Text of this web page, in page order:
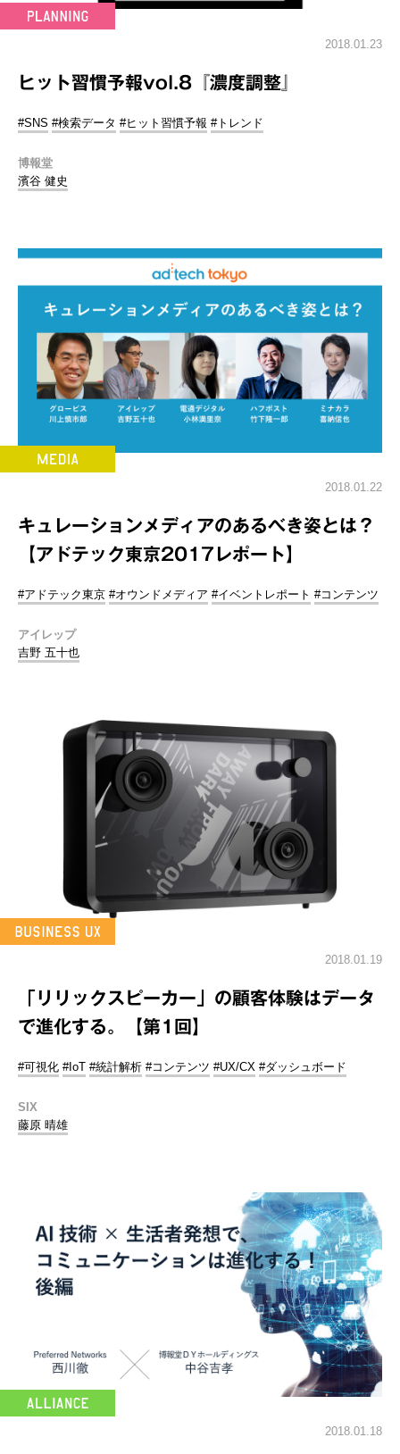
2018.01.23
ヒット習慣予報vol.8『濃度調整』
#SNS #検索データ #ヒット習慣予報 #トレンド
博報堂
濱谷 健史
2018.01.22
キュレーションメディアのあるべき姿とは？
【アドテック東京2017レポート】
#アドテック東京 #オウンドメディア #イベントレポート #コンテンツ
アイレップ
吉野 五十也
2018.01.19
「リリックスピーカー」の顧客体験はデータ
で進化する。【第1回】
#可視化 #IoT #統計解析 #コンテンツ #UX/CX #ダッシュボード
SIX
藤原 晴雄
2018.01.18